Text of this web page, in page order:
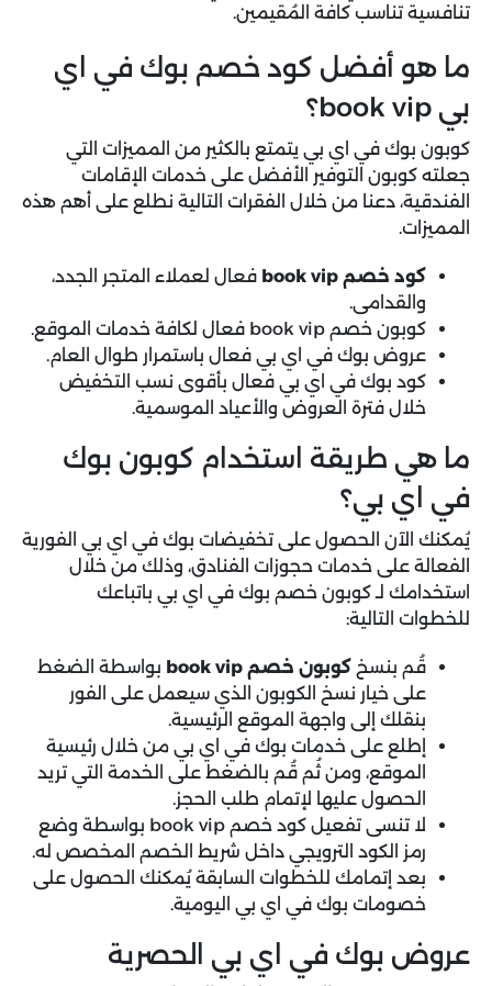
تنافسية تناسب كافة المُقيمين.
ما هو أفضل كود خصم بوك في اي
بي book vip؟
كوبون بوك في اي بي يتمتع بالكثير من المميزات التي
جعلته كوبون التوفير الأفضل على خدمات الإقامات
الفندقية، دعنا من خلال الفقرات التالية نطلع على أهم هذه
المميزات.
كود خصم book vip
فعال لعملاء المتجر الجدد،
والقدامى.
كوبون خصم book vip فعال لكافة خدمات الموقع.
عروض بوك في اي بي فعال باستمرار طوال العام.
كود بوك في اي بي فعال بأقوى نسب التخفيض
خلال فترة العروض والأعياد الموسمية.
ما هي طريقة استخدام كوبون بوك
في اي بي؟
يُمكنك الآن الحصول على تخفيضات بوك في اي بي الفورية
الفعالة على خدمات حجوزات الفنادق، وذلك من خلال
استخدامك لـ كوبون خصم بوك في اي بي باتباعك
للخطوات التالية:
قُم بنسخ كوبون خصم book vip
بواسطة الضغط
على خيار نسخ الكوبون الذي سيعمل على الفور
بنقلك إلى واجهة الموقع الرئيسية.
إطلع على خدمات بوك في اي بي من خلال رئيسية
الموقع، ومن ثُم قُم بالضغط على الخدمة التي تريد
الحصول عليها لإتمام طلب الحجز.
لا تنسى تفعيل كود خصم book vip بواسطة وضع
رمز الكود الترويجي داخل شريط الخصم المخصص له.
بعد إتمامك للخطوات السابقة يُمكنك الحصول على
خصومات بوك في اي بي اليومية.
عروض بوك في اي بي الحصرية